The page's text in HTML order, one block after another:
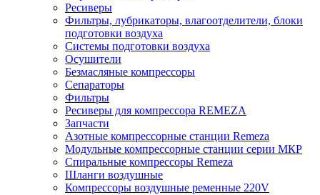
Ресиверы
Фильтры, лубрикаторы, влагоотделители, блоки
подготовки воздуха
Системы подготовки воздуха
Осушители
Безмасляные компрессоры
Сепараторы
Фильтры
Ресиверы для компрессора REMEZA
Запчасти
Азотные компрессорные станции Remeza
Модульные компрессорные станции серии МКР
Спиральные компрессоры Remeza
Шланги воздушные
Компрессоры воздушные ременные 220V